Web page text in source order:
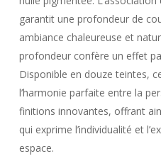
garantit une profondeur de
ambiance chaleureuse et
profondeur confère un effet
Disponible en douze teintes,
l’harmonie parfaite entre la
finitions innovantes, offrant
qui exprime l’individualité et
espace.